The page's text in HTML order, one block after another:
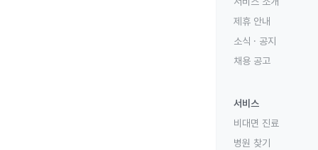
제휴 안내
소식 · 공지
채용 공고
서비스
비대면 진료
병원 찾기